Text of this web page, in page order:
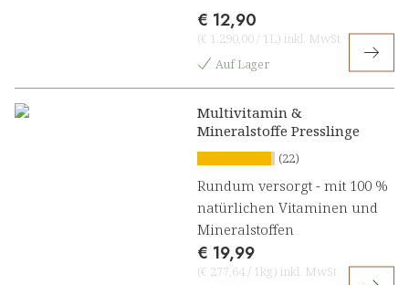
€ 12,90
(€ 1.290,00 / 1L) inkl. MwSt
Auf Lager
Multivitamin &
Mineralstoffe Presslinge
(22)
Rundum versorgt - mit 100 %
natürlichen Vitaminen und
Mineralstoffen
€ 19,99
(€ 277,64 / 1kg) inkl. MwSt